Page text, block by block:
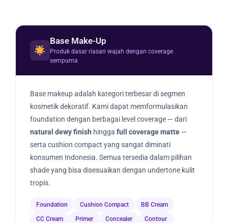
Base Make-Up
Produk dasar riasan wajah dengan coverage
sempurna
Base makeup adalah kategori terbesar di segmen
kosmetik dekoratif. Kami dapat memformulasikan
foundation dengan berbagai level coverage — dari
natural dewy finish hingga full coverage matte —
serta cushion compact yang sangat diminati
konsumen Indonesia. Semua tersedia dalam pilihan
shade yang bisa disesuaikan dengan undertone kulit
tropis.
Foundation Cushion Compact
BB Cream
CC Cream
Primer Concealer Contour